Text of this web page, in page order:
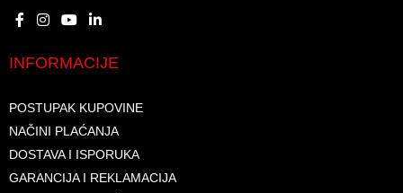
INFORMACIJE
POSTUPAK KUPOVINE
NAČINI PLAĆANJA
DOSTAVA I ISPORUKA
GARANCIJA I REKLAMACIJA